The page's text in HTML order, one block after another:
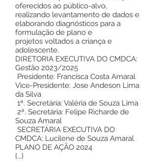
oferecidos ao público-alvo,
realizando levantamento de dados e
elaborando diagnósticos para a
formulação de plano e
projetos voltados a criança e
adolescente.
DIRETORIA EXECUTIVA DO CMDCA:
Gestão 2023/2025
Presidente: Francisca Costa Amaral
Vice-Presidente: Jose Andeson Lima
da Silva
1ª. Secretária: Valéria de Souza Lima
2ª. Secretária: Felipe Richarde de
Souza Amaral
SECRETÁRIA EXECUTIVA DO
CMDCA: Lucilene de Souza Amaral
PLANO DE AÇÃO 2024
{...}